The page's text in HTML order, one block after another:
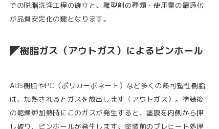
での脱脂洗浄工程の確立と、離型剤の種類・使用量の最適化
が品質安定化の鍵となります。
樹脂ガス（アウトガス）によるピンホール
ABS樹脂やPC（ポリカーボネート）など多くの熱可塑性樹脂
は、加熱されるとガスを放出します（アウトガス）。塗装後
の乾燥炉加熱時にこのガスが発生すると、塗膜を内側から押
し破り、ピンホールが発生します。塗装前のプレヒート処理